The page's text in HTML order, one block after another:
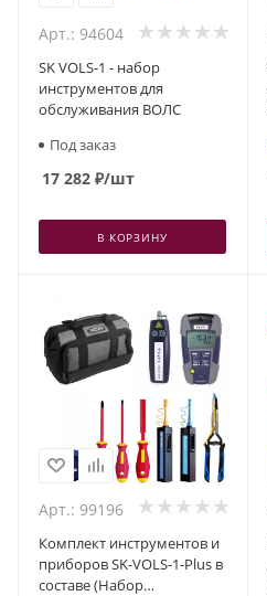
Арт.: 94604
SK VOLS-1 - набор
инструментов для
обслуживания ВОЛС
Под заказ
17 282 ₽/шт
В КОРЗИНУ
Арт.: 99196
Комплект инструментов и
приборов SK-VOLS-1-Plus в
составе (Набор